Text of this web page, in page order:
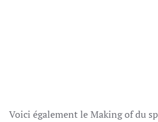
Voici également le Making of du